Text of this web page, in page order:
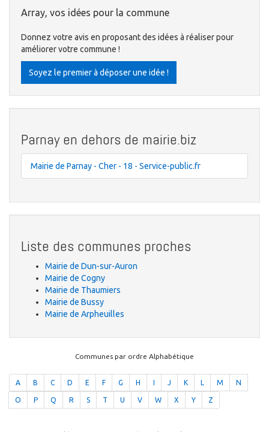
Array, vos idées pour la commune
Donnez votre avis en proposant des idées à réaliser pour
améliorer votre commune !
Soyez le premier à déposer une idée !
Parnay en dehors de mairie.biz
Mairie de Parnay - Cher - 18 - Service-public.fr
Liste des communes proches
Mairie de Dun-sur-Auron
Mairie de Cogny
Mairie de Thaumiers
Mairie de Bussy
Mairie de Arpheuilles
Communes par ordre Alphabétique
A B C D E F G H J K L M N
O P Q R S T U V W X Y Z